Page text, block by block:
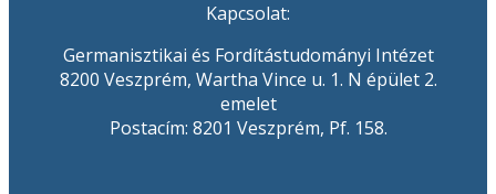
Kapcsolat:
Germanisztikai és Fordítástudományi Intézet
8200 Veszprém, Wartha Vince u. 1. N épület 2.
emelet
Postacím: 8201 Veszprém, Pf. 158.